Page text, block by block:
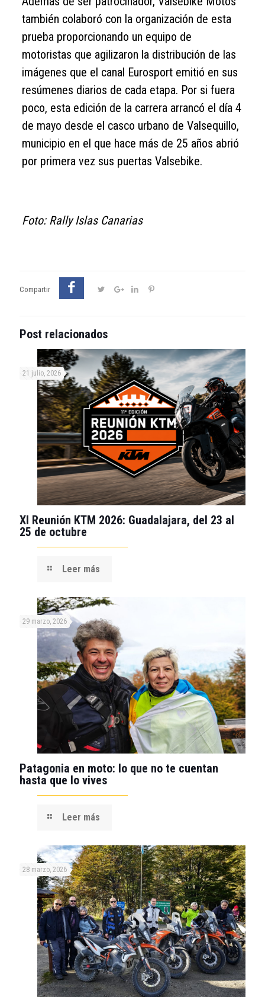
también colaboró con la organización de esta
prueba proporcionando un equipo de
motoristas que agilizaron la distribución de las
imágenes que el canal Eurosport emitió en sus
resúmenes diarios de cada etapa. Por si fuera
poco, esta edición de la carrera arrancó el día 4
de mayo desde el casco urbano de Valsequillo,
municipio en el que hace más de 25 años abrió
por primera vez sus puertas Valsebike.
Foto: Rally Islas Canarias
Compartir
Post relacionados
21 julio, 2026
XI Reunión KTM 2026: Guadalajara, del 23 al
25 de octubre
Leer más
29 marzo, 2026
Patagonia en moto: lo que no te cuentan
hasta que lo vives
Leer más
28 marzo, 2026